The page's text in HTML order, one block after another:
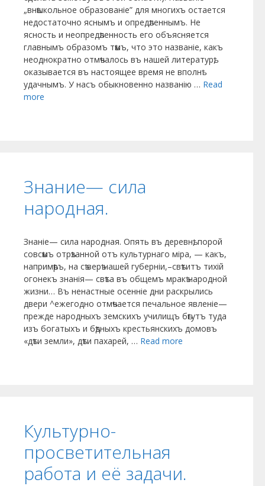
„внѣшкольное образованіе” для многихъ остается
недостаточно яснымъ и опредѣленнымъ. Не
ясность и неопредѣленность его объясняется
главнымъ образомъ тѣмъ, что это названіе, какъ
неоднократно отмѣчалось въ нашей литературѣ,
оказывается въ настоящее время не вполнѣ
удачнымъ. У насъ обыкновенно названію … Read
more
Знание— сила
народная.
Знаніе— сила народная. Опять въ деревнѣ, порой
совсѣмъ отрѣзанной отъ культурнаго міра, — какъ,
напримѣръ, на сѣ­ верѣ нашей губерніи,–свѣтитъ тихій
огонекъ зна­нія— свѣта въ общемъ мракѣ народной
жизни… Въ ненастные осенніе дни раскрылись
двери ^ежегодно отмѣчается печальное явленіе—
прежде народныхъ земскихъ училищъ бѣгутъ туда
изъ богатыхъ и бѣдныхъ крестьянскихъ домовъ
«дѣти земли», дѣти пахарей, … Read more
Культурно-
просветительная
работа и её задачи.